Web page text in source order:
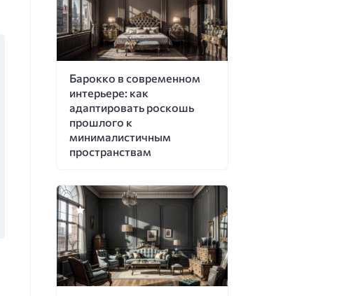
Барокко в современном
интерьере: как
адаптировать роскошь
прошлого к
минималистичным
пространствам